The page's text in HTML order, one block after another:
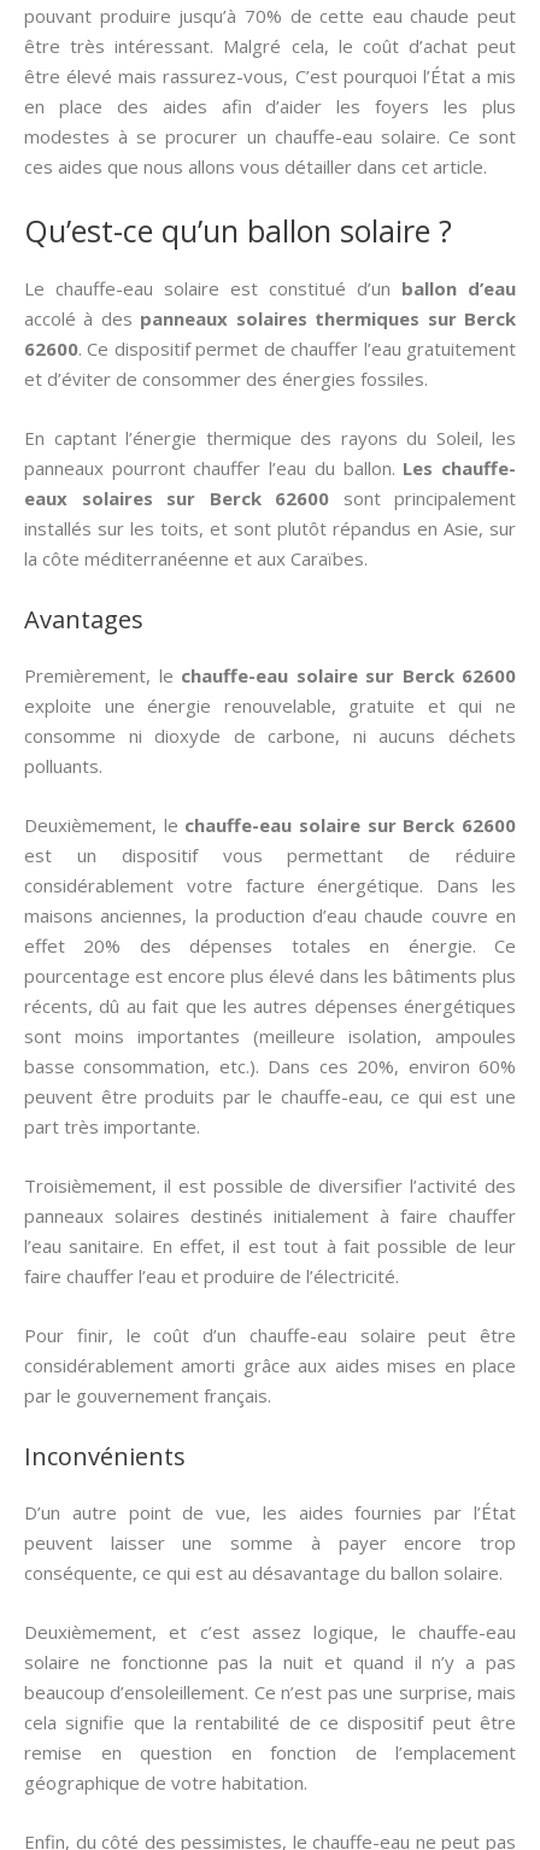
pouvant produire jusqu’à 70% de cette eau chaude peut
être très intéressant. Malgré cela, le coût d’achat peut
être élevé mais rassurez-vous, C’est pourquoi l’État a mis
en place des aides afin d’aider les foyers les plus
modestes à se procurer un chauffe-eau solaire. Ce sont
ces aides que nous allons vous détailler dans cet article.
Qu’est-ce qu’un ballon solaire ?
Le chauffe-eau solaire est constitué d’un ballon d’eau
accolé à des panneaux solaires thermiques sur Berck
62600. Ce dispositif permet de chauffer l’eau gratuitement
et d’éviter de consommer des énergies fossiles.
En captant l’énergie thermique des rayons du Soleil, les
panneaux pourront chauffer l’eau du ballon. Les chauffe-
eaux solaires sur Berck 62600 sont principalement
installés sur les toits, et sont plutôt répandus en Asie, sur
la côte méditerranéenne et aux Caraïbes.
Avantages
Premièrement, le chauffe-eau solaire sur Berck 62600
exploite une énergie renouvelable, gratuite et qui ne
consomme ni dioxyde de carbone, ni aucuns déchets
polluants.
Deuxièmement, le chauffe-eau solaire sur Berck 62600
est un dispositif vous permettant de réduire
considérablement votre facture énergétique. Dans les
maisons anciennes, la production d’eau chaude couvre en
effet 20% des dépenses totales en énergie. Ce
pourcentage est encore plus élevé dans les bâtiments plus
récents, dû au fait que les autres dépenses énergétiques
sont moins importantes (meilleure isolation, ampoules
basse consommation, etc.). Dans ces 20%, environ 60%
peuvent être produits par le chauffe-eau, ce qui est une
part très importante.
Troisièmement, il est possible de diversifier l’activité des
panneaux solaires destinés initialement à faire chauffer
l’eau sanitaire. En effet, il est tout à fait possible de leur
faire chauffer l’eau et produire de l’électricité.
Pour finir, le coût d’un chauffe-eau solaire peut être
considérablement amorti grâce aux aides mises en place
par le gouvernement français.
Inconvénients
D’un autre point de vue, les aides fournies par l’État
peuvent laisser une somme à payer encore trop
conséquente, ce qui est au désavantage du ballon solaire.
Deuxièmement, et c’est assez logique, le chauffe-eau
solaire ne fonctionne pas la nuit et quand il n’y a pas
beaucoup d’ensoleillement. Ce n’est pas une surprise, mais
cela signifie que la rentabilité de ce dispositif peut être
remise en question en fonction de l’emplacement
géographique de votre habitation.
Enfin, du côté des pessimistes, le chauffe-eau ne peut pas